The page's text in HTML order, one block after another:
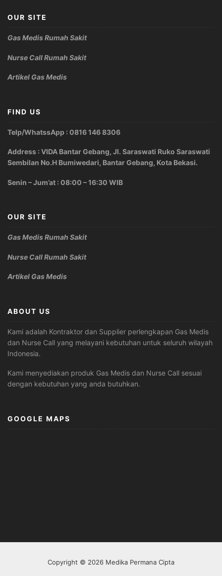
OUR SITE
Gas Medis Rumah Sakit
Nurse Call Rumah Sakit
Artikel Gas Medis
FIND US
Telp/WhatssApp : 0816 146 8306
Address : VIDA Bantar Gebang, Jl. Saraswati Ruko Saraswati
Sembilan No.H Bumiwedari, Bantar Gebang, Kota Bekasi.
Senin – Jum’at : 08:00 – 16:30 WIB
OUR SITE
Gas Medis Rumah Sakit
Nurse Call Rumah Sakit
Artikel Gas Medis
ABOUT US
Kami adalah Kontraktor dan Supplier perlengkapan Gas Medis
dan Nurse Call yang melayani kebutuhan untuk seluruh wilayah
Indonesia.
Kami menyediakan produk Gas Medis dan Nurse Call sesuai
dengan kebutuhan yang anda butuhkan.
GOOGLE MAPS
Copyright © 2026 Medika Permana Cipta